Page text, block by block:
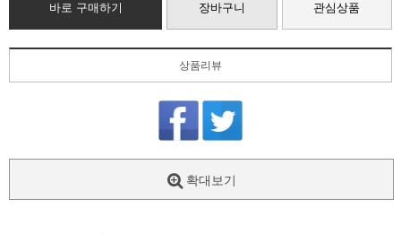
바로 구매하기 장바구니 관심상품
상품리뷰
확대보기